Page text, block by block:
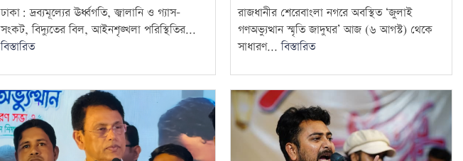
ঢাকা: দ্রব্যমূল্যের ঊর্ধ্বগতি, জ্বালানি ও গ্যাস–
সংকট, বিদ্যুতের বিল, আইনশৃঙ্খলা পরিস্থিতির...
বিস্তারিত
রাজধানীর শেরেবাংলা নগরে অবস্থিত ‘জুলাই
গণঅভ্যুত্থান স্মৃতি জাদুঘর’ আজ (৬ আগস্ট) থেকে
সাধারণ...বিস্তারিত